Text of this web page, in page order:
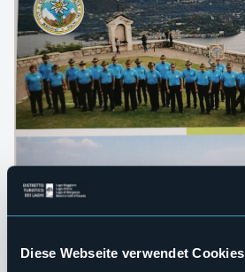
Diese Webseite verwendet Cookies